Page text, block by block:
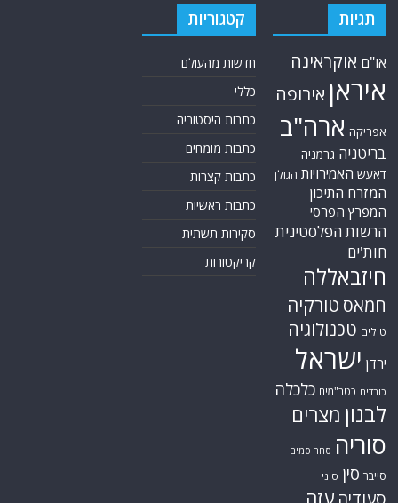
תגיות
או"ם אוקראינה
איראן אירופה
אפריקה ארה"ב
בריטניה גרמניה
דאעש האמירויות הגולן
המזרח התיכון
המפרץ הפרסי
הרשות הפלסטינית
חות'ים
חיזבאללה
חמאס טורקיה
טילים טכנולוגיה
ירדן ישראל
כורדים כטב"מים כלכלה
לבנון מצרים
סוריה סחר סמים
סייבר סין סיני
עזה
קטגוריות
חדשות מהעולם
כללי
כתבות היסטוריה
כתבות מומחים
כתבות קצרות
כתבות ראשיות
סקירות תשתית
קריקטורות